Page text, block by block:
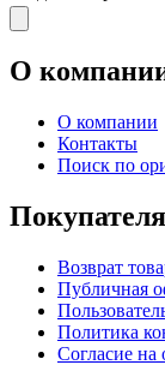
О
О компании
Контакты
Поиск по
Возврат
Публичная
Политика
Согласие на